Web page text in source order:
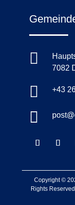

7082
 +43

Copyright ©
Rights